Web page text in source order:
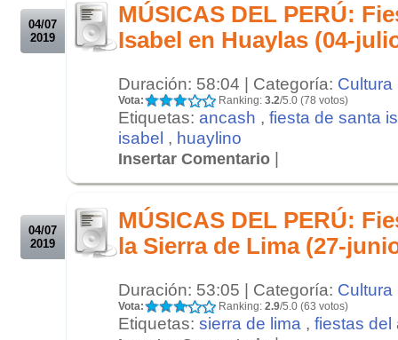
04/07
2019
MÚSICAS DEL PERÚ:
Isabel en Huaylas (04-
Duración: 58:04 | Categoría: Cultura
Vota: Ranking: 3.2/5.0 (78 votos)
Etiquetas: ancash , fiesta de santa
isabel , huaylino
Insertar Comentario |
04/07
2019
MÚSICAS DEL PERÚ:
la Sierra de Lima (27-
Duración: 53:05 | Categoría: Cultura
Vota: Ranking: 2.9/5.0 (63 votos)
Etiquetas: sierra de lima , fiestas del